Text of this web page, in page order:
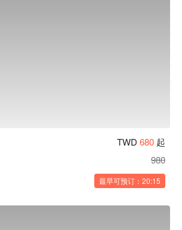
TWD 680 起
980
最早可预订：20:15